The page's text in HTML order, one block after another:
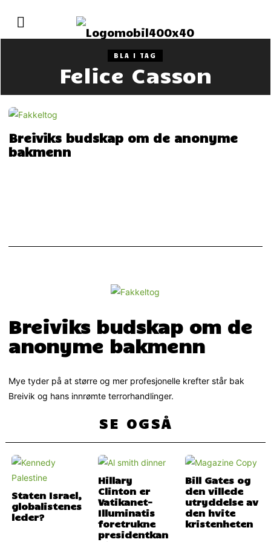
BLA I TAG
Felice Casson
Breiviks budskap om de anonyme
bakmenn
Breiviks budskap om de
anonyme bakmenn
Mye tyder på at større og mer profesjonelle krefter står bak
Breivik og hans innrømte terrorhandlinger.
SE OGSÅ
Staten Israel,
globalistenes
leder?
Hillary
Clinton er
Vatikanet-
Illuminatis
foretrukne
presidentkan
Bill Gates og
den villede
utryddelse av
den hvite
kristenheten